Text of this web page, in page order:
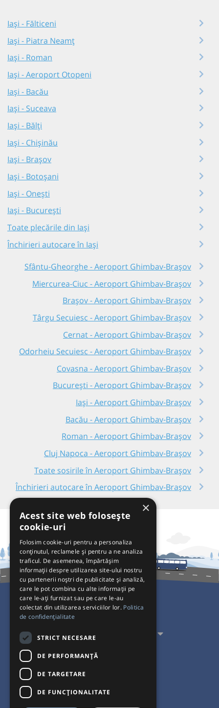
Iași - Fălticeni
Iași - Piatra Neamț
Iași - Roman
Iași - Aeroport Otopeni
Iași - Bacău
Iași - Suceava
Iași - Bălți
Iași - Chișinău
Iași - Brașov
Iași - Botoșani
Iași - Onești
Iași - București
Toate plecările din Iași
Închirieri autocare în Iași
Sfântu-Gheorghe - Aeroport Ghimbav-Brașov
Miercurea-Ciuc - Aeroport Ghimbav-Brașov
Brașov - Aeroport Ghimbav-Brașov
Târgu Secuiesc - Aeroport Ghimbav-Brașov
Cernat - Aeroport Ghimbav-Brașov
Odorheiu Secuiesc - Aeroport Ghimbav-Brașov
Covasna - Aeroport Ghimbav-Brașov
București - Aeroport Ghimbav-Brașov
Iași - Aeroport Ghimbav-Brașov
Bacău - Aeroport Ghimbav-Brașov
Roman - Aeroport Ghimbav-Brașov
Cluj Napoca - Aeroport Ghimbav-Brașov
Toate sosirile în Aeroport Ghimbav-Brașov
Închirieri autocare în Aeroport Ghimbav-Brașov
Pentru Călători
Pentru Transportatori
Interacționăm
Acceptăm plăți cu
×
Acest site web folosește
cookie-uri
Folosim cookie-uri pentru a personaliza
conținutul, reclamele și pentru a ne analiza
traficul. De asemenea, împărtășim
informații despre utilizarea site-ului nostru
cu partenerii noștri de publicitate și analiză,
care le pot combina cu alte informații pe
care le-ați furnizat sau pe care le-au
colectat din utilizarea serviciilor lor. Politica
de confidențialitate
STRICT NECESARE
DE PERFORMANȚĂ
DE TARGETARE
DE FUNCŢIONALITATE